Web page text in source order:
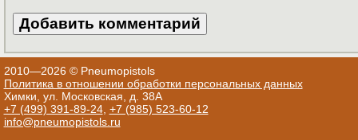
2010—2026 © Pneumopistols
Политика в отношении обработки персональных данных
Химки, ул. Московская, д. 38А
+7 (499) 391-89-24, +7 (985) 523-60-12
info@pneumopistols.ru